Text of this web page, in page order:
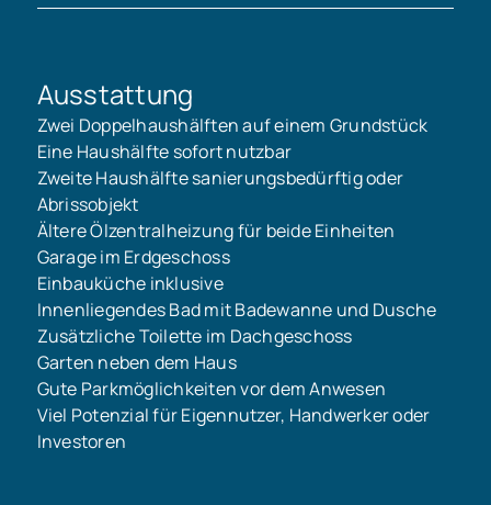
Ausstattung
Zwei Doppelhaushälften auf einem Grundstück
Eine Haushälfte sofort nutzbar
Zweite Haushälfte sanierungsbedürftig oder
Abrissobjekt
Ältere Ölzentralheizung für beide Einheiten
Garage im Erdgeschoss
Einbauküche inklusive
Innenliegendes Bad mit Badewanne und Dusche
Zusätzliche Toilette im Dachgeschoss
Garten neben dem Haus
Gute Parkmöglichkeiten vor dem Anwesen
Viel Potenzial für Eigennutzer, Handwerker oder
Investoren